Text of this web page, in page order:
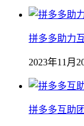
拼多多助力
2023年11月
拼多多互助